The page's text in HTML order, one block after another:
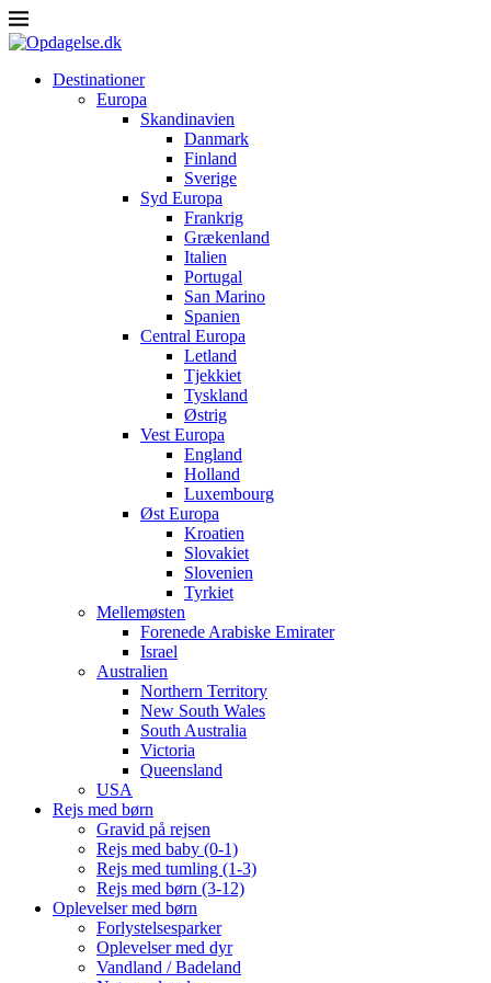
Destinationer
Europa
Skandinavien
Danmark
Finland
Sverige
Syd Europa
Frankrig
Grækenland
Italien
Portugal
San Marino
Spanien
Central Europa
Letland
Tjekkiet
Tyskland
Østrig
Vest Europa
England
Holland
Luxembourg
Øst Europa
Kroatien
Slovakiet
Slovenien
Tyrkiet
Mellemøsten
Forenede Arabiske Emirater
Israel
Australien
Northern Territory
New South Wales
South Australia
Victoria
Queensland
USA
Rejs med børn
Gravid på rejsen
Rejs med baby (0-1)
Rejs med tumling (1-3)
Rejs med børn (3-12)
Oplevelser med børn
Forlystelsesparker
Oplevelser med dyr
Vandland / Badeland